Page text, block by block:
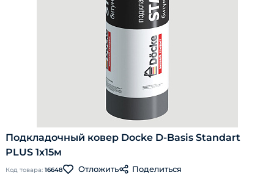
Подкладочный ковер Docke D-Basis Standart
PLUS 1х15м
Код товара: 16648 Отложить Поделиться